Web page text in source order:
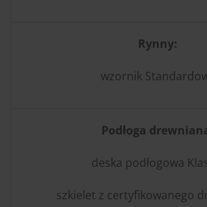
Rynny:
wzornik
Podłoga
deska podłogowa
szkielet z certyfikowanego